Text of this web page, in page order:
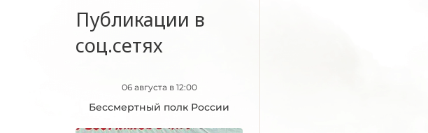
Публикации в
соц.сетях
06 августа в 12:00
Бессмертный полк России